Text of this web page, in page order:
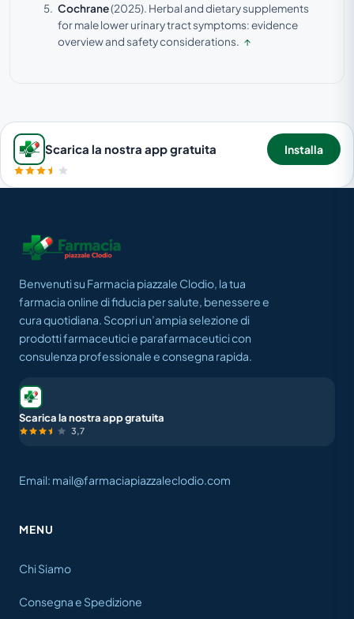
Cochrane(2025). Herbal and dietary supplements
for male lower urinary tract symptoms: evidence
overview and safety considerations. ↑
Scarica la nostra app gratuita Installa
Benvenuti su Farmacia piazzale Clodio, la tua
farmacia online di fiducia per salute, benessere e
cura quotidiana. Scopri un’ampia selezione di
prodotti farmaceutici e parafarmaceutici con
consulenza professionale e consegna rapida.
Scarica la nostra app gratuita
3,7
Email: mail@farmaciapiazzaleclodio.com
MENU
Chi Siamo
Consegna e Spedizione